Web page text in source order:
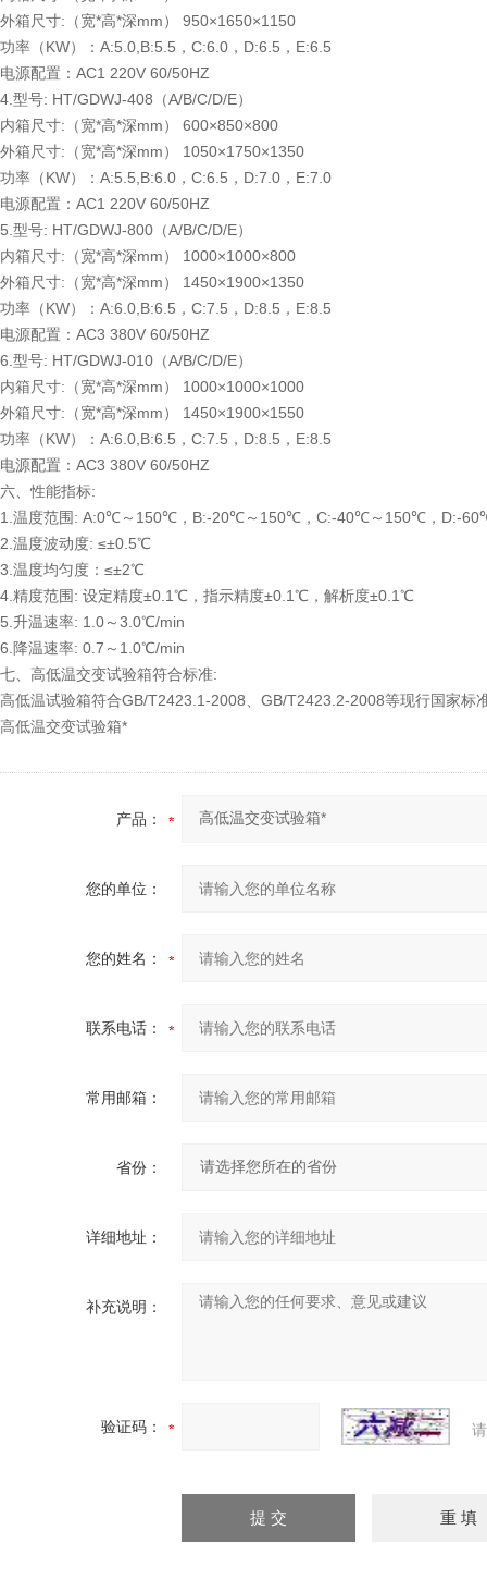
外箱尺寸:（宽*高*深mm） 950×1650×1150
功率（KW）：A:5.0,B:5.5，C:6.0，D:6.5，E:6.5
电源配置：AC1 220V 60/50HZ
4.型号: HT/GDWJ-408（A/B/C/D/E）
内箱尺寸:（宽*高*深mm） 600×850×800
外箱尺寸:（宽*高*深mm） 1050×1750×1350
功率（KW）：A:5.5,B:6.0，C:6.5，D:7.0，E:7.0
电源配置：AC1 220V 60/50HZ
5.型号: HT/GDWJ-800（A/B/C/D/E）
内箱尺寸:（宽*高*深mm） 1000×1000×800
外箱尺寸:（宽*高*深mm） 1450×1900×1350
功率（KW）：A:6.0,B:6.5，C:7.5，D:8.5，E:8.5
电源配置：AC3 380V 60/50HZ
6.型号: HT/GDWJ-010（A/B/C/D/E）
内箱尺寸:（宽*高*深mm） 1000×1000×1000
外箱尺寸:（宽*高*深mm） 1450×1900×1550
功率（KW）：A:6.0,B:6.5，C:7.5，D:8.5，E:8.5
电源配置：AC3 380V 60/50HZ
六、性能指标:
1.温度范围: A:0℃～150℃，B:-20℃～150℃，C:-40℃～150℃，D:-
2.温度波动度: ≤±0.5℃
3.温度均匀度：≤±2℃
4.精度范围: 设定精度±0.1℃，指示精度±0.1℃，解析度±0.1℃
5.升温速率: 1.0～3.0℃/min
6.降温速率: 0.7～1.0℃/min
七、高低温交变试验箱符合标准:
高低温试验箱符合GB/T2423.1-2008、GB/T2423.2-2008等现行国家标
高低温交变试验箱*
产品：
您的单位：
您的姓名：
联系电话：
常用邮箱：
省份：
详细地址：
补充说明：
验证码：